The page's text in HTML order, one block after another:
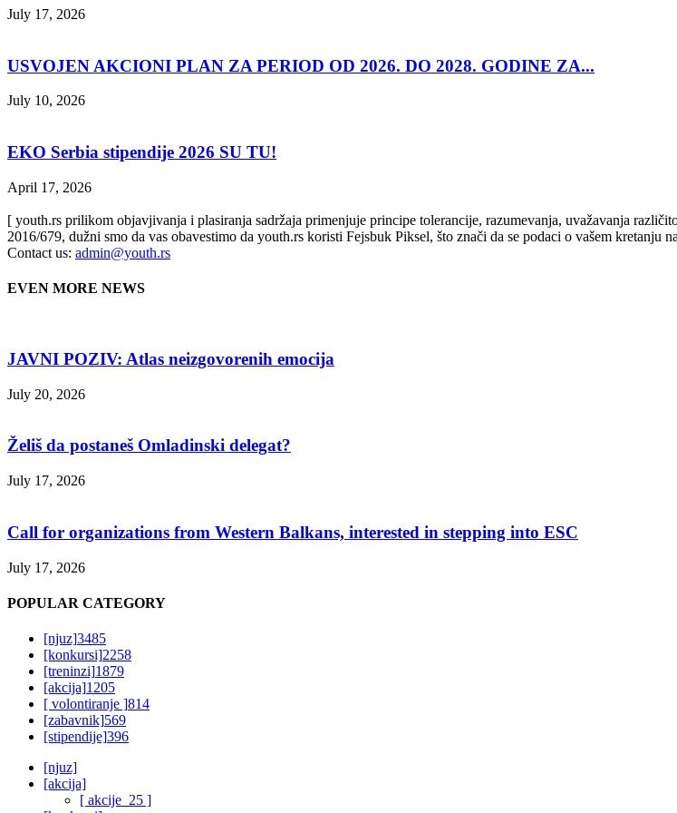
July 17, 2026
USVOJEN AKCIONI PLAN ZA PERIOD OD 2026. DO 2028. GODINE ZA...
July 10, 2026
EKO Serbia stipendije 2026 SU TU!
April 17, 2026
[ youth.rs prilikom objavjivanja i plasiranja sadržaja primenjuje principe tolerancije, razumevanja, uvažavanja
2016/679, dužni smo da vas obavestimo da youth.rs koristi Fejsbuk Piksel, što znači da se podaci o vašem kretanju
Contact us: admin@youth.rs
EVEN MORE NEWS
JAVNI POZIV: Atlas neizgovorenih emocija
July 20, 2026
Želiš da postaneš Omladinski delegat?
July 17, 2026
Call for organizations from Western Balkans, interested in stepping into ESC
July 17, 2026
POPULAR CATEGORY
[njuz]3485
[konkursi]2258
[treninzi]1879
[akcija]1205
[ volontiranje ]814
[zabavnik]569
[stipendije]396
[njuz]
[akcija]
[ akcije_25 ]